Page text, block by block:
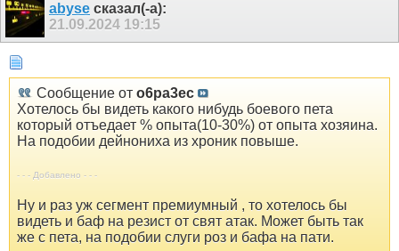
abyse сказал(-а):
21.09.2024 19:15
Сообщение от o6pa3ec
Хотелось бы видеть какого нибудь боевого пета
который отъедает % опыта(10-30%) от опыта хозяина.
На подобии дейнониха из хроник повыше.
- - - Добавлено - - -
Ну и раз уж сегмент премиумный , то хотелось бы
видеть и баф на резист от свят атак. Может быть так
же с пета, на подобии слуги роз и бафа на пати.